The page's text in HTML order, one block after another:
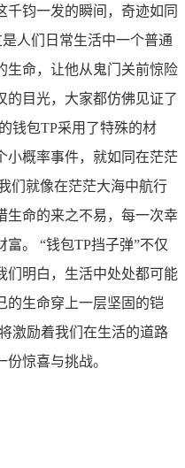
钧一发的瞬间，奇迹如同
人们日常生活中一个普通
生命，让他从鬼门关前惊险
的目光，大家都仿佛见证了
钱包TP采用了特殊的材
小概率事件，就如同在茫茫
们就像在茫茫大海中航行
生命的来之不易，每一次幸
。 “钱包TP挡子弹”不仅
们明白，生活中处处都可能
的生命穿上一层坚固的铠
激励着我们在生活的道路
惊喜与挑战。